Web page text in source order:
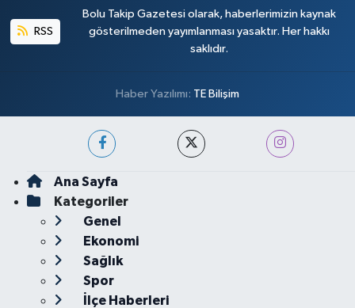
RSS
Bolu Takip Gazetesi olarak, haberlerimizin kaynak
gösterilmeden yayımlanması yasaktır. Her hakkı
saklıdır.
Haber Yazılımı: TE Bilişim
Ana Sayfa
Kategoriler
Genel
Ekonomi
Sağlık
Spor
İlçe Haberleri